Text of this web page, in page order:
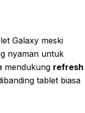
Galaxy meski
nyaman untuk
mendukung refresh
tablet biasa